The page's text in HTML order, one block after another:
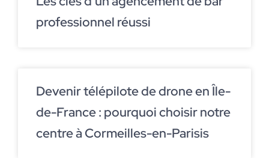
professionnel réussi
Devenir télépilote de drone en Île-
de-France : pourquoi choisir notre
centre à Cormeilles-en-Parisis